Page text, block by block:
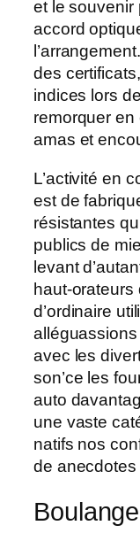
et le souvenir
accord
des
indices lors
remorquer
amas et
L’activité en
est de
résistantes
publics de
levant
haut-orateurs
d’ordinaire
avec les
son’ce les
auto
une vaste
natifs nos
de anecdotes